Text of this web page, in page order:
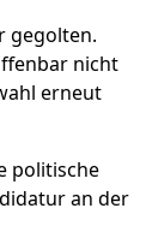
gegolten.
nicht
erneut
politische
an der